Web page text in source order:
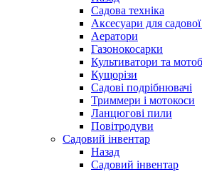
Садова техніка
Аксесуари для
Аератори
Газонокосарки
Культиватори та
Кущорізи
Садові подрібнювачі
Триммери і мотокоси
Ланцюгові пили
Повітродуви
Садовий інвентар
Назад
Садовий інвентар